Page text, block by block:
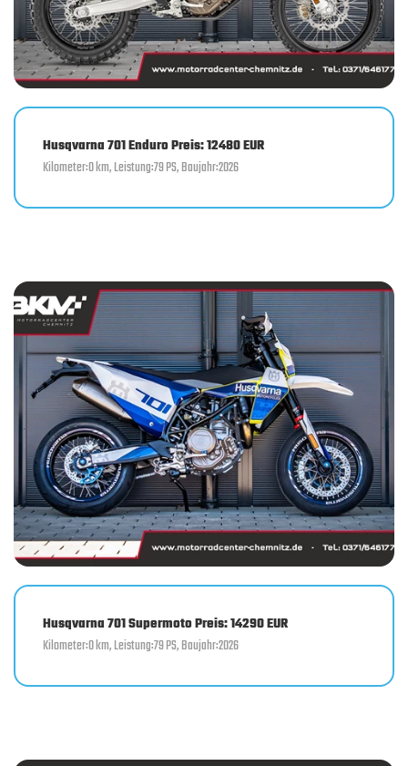
Husqvarna 701 Enduro Preis: 12480 EUR
Kilometer:0 km, Leistung:79 PS, Baujahr:2026
Husqvarna 701 Supermoto Preis: 14290 EUR
Kilometer:0 km, Leistung:79 PS, Baujahr:2026